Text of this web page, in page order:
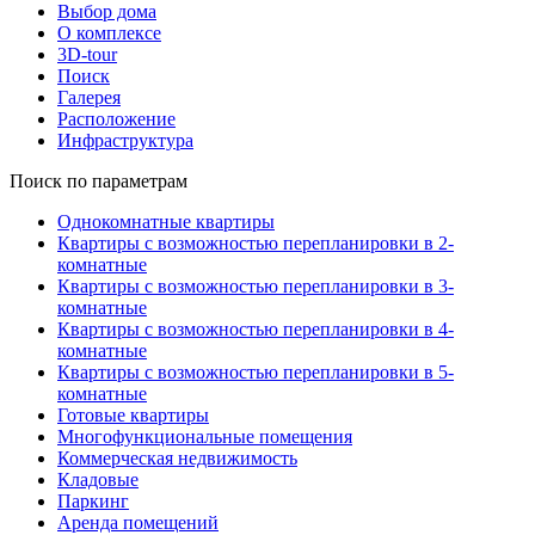
Выбор дома
О комплексе
3D-tour
Поиск
Галерея
Расположение
Инфраструктура
Поиск по параметрам
Однокомнатные квартиры
Квартиры с возможностью перепланировки в 2-
комнатные
Квартиры с возможностью перепланировки в 3-
комнатные
Квартиры с возможностью перепланировки в 4-
комнатные
Квартиры с возможностью перепланировки в 5-
комнатные
Готовые квартиры
Многофункциональные помещения
Коммерческая недвижимость
Кладовые
Паркинг
Аренда помещений